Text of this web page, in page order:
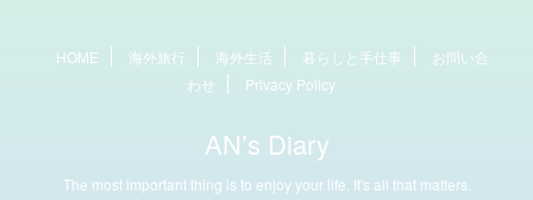
HOME 海外旅行 海外生活 暮らしと手仕事
お問い合
わせ
Privacy Policy
AN’s Diary
The most important thing is to enjoy your life. It's all that matters.